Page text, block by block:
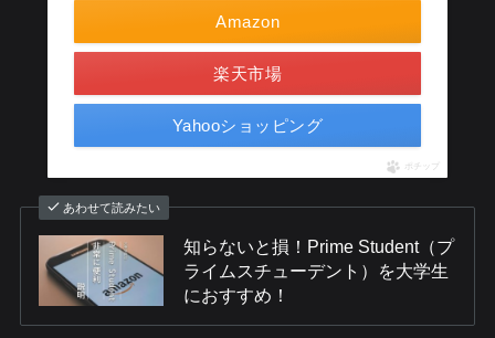
Amazon
楽天市場
Yahooショッピング
ポチップ
あわせて読みたい
知らないと損！Prime Student（プ
ライムスチューデント）を大学生
におすすめ！